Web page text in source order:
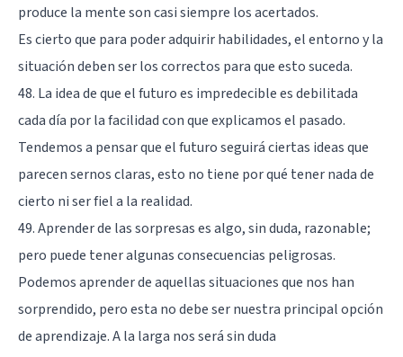
produce la mente son casi siempre los acertados.
Es cierto que para poder adquirir habilidades, el entorno y la
situación deben ser los correctos para que esto suceda.
48. La idea de que el futuro es impredecible es debilitada
cada día por la facilidad con que explicamos el pasado.
Tendemos a pensar que el futuro seguirá ciertas ideas que
parecen sernos claras, esto no tiene por qué tener nada de
cierto ni ser fiel a la realidad.
49. Aprender de las sorpresas es algo, sin duda, razonable;
pero puede tener algunas consecuencias peligrosas.
Podemos aprender de aquellas situaciones que nos han
sorprendido, pero esta no debe ser nuestra principal opción
de aprendizaje. A la larga nos será sin duda